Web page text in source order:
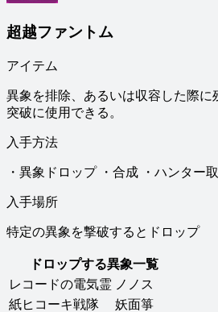
超越ファントム
アイテム
異象を排除、あるいは収容した際に
突破に使用できる。
入手方法
・異象ドロップ ・合成 ・ハンター
入手場所
特定の異象を撃破するとドロップ
ドロップする異象一覧
レコードの電気霊 ノノス
紙ヒコーキ戦隊
妖面箏